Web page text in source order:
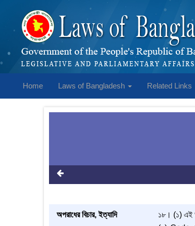
Home Laws of Bangladesh Related Links
অপরাধের বিচার, ইত্যাদি
১৮। (১) এই